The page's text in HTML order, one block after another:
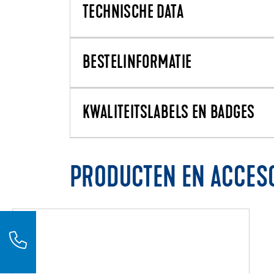
TECHNISCHE DATA
BESTELINFORMATIE
KWALITEITSLABELS EN BADGES
PRODUCTEN EN